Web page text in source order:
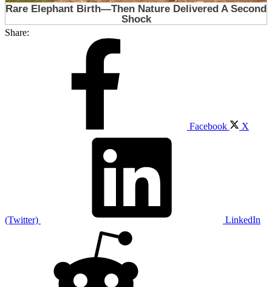
Share:
Facebook X
(Twitter) LinkedIn